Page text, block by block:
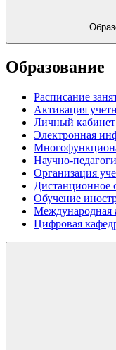
Образование
Расписание
Активация
Личный
Электронная
Научно-
Организация
Дистанционное
Обучение
Международная
Цифровая